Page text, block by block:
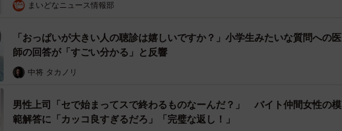
4日間だけでしたが、本当に大変でした。やることが次々と押し寄せてきて、
ければいいのか分からない。完全にパニック状態でした」
てくれたのは子どもたちでした。
紙をくれる子がいたり、戸惑っている私を見て協力してくれたりしたんです。
まいどなニュース情報部
「おっぱいが大きい人の聴診は嬉しいですか？」小学生みたいな質問への医
師の回答が「すごい分かる」と反響
中将 タカノリ
男性上司「セで始まってスで終わるものなーんだ？」 バイト仲間女性の模
範解答に「カッコ良すぎるだろ」「完璧な返し！」